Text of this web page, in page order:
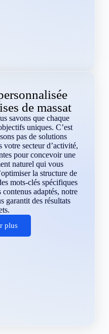
de massat
savons que chaque
uniques. C’est
pas de solutions
votre secteur d’activité,
pour concevoir une
naturel qui vous
la structure de
mots-clés spécifiques
adaptés, notre
garantit des résultats
plus